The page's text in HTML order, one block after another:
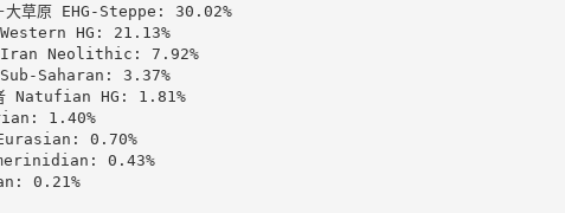
大草原 EHG-Steppe: 30.02%
Western HG: 21.13%
Iran Neolithic: 7.92%
Sub-Saharan: 3.37%
者 Natufian HG: 1.81%
1.40%
0.70%
0.43%
0.21%